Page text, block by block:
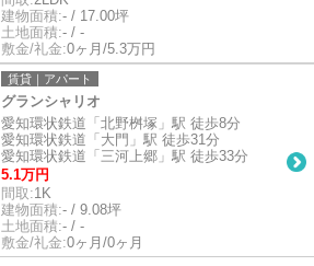
建物面積:- / 17.00坪
土地面積:- / -
敷金/礼金:0ヶ月/5.3万円
賃貸｜アパート
グランシャリオ
愛知環状鉄道「北野桝塚」駅 徒歩8分
愛知環状鉄道「大門」駅 徒歩31分
愛知環状鉄道「三河上郷」駅 徒歩33分
5.1万円
間取:1K
建物面積:- / 9.08坪
土地面積:- / -
敷金/礼金:0ヶ月/0ヶ月